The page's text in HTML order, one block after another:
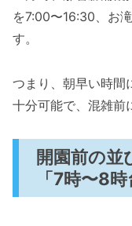
を7:00〜16:30、お
す。
つまり、朝早い時間
十分可能で、混雑前
開園前の並
「7時〜8